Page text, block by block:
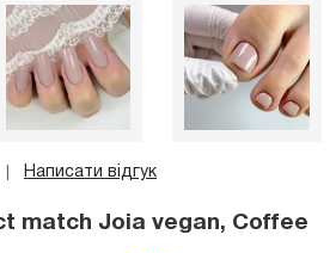
Написати відгук
match Joia vegan, Coffee